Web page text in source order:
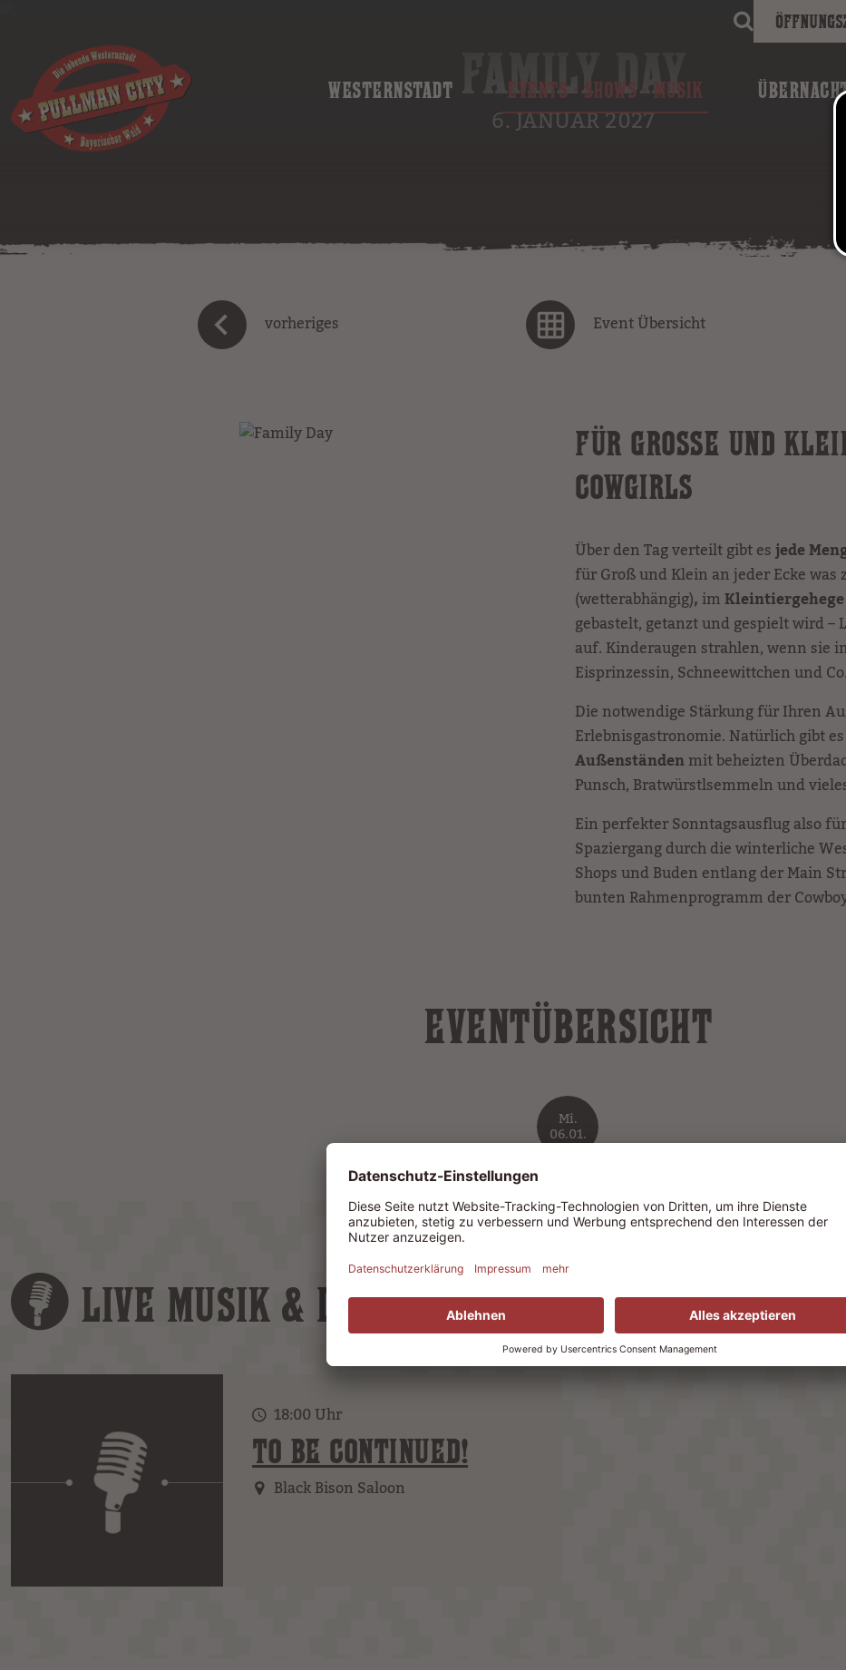
WESTERNSTADT EVENTS · SHOWS · MUSIK
FAMILY DAY
6. JANUAR 2027
vorheriges Event Übersicht
FÜR GROSSE UND
OWGIRLS
Über den Tag verteilt gibt esjede
für Groß und Klein an jeder Ecke was
(wetterabhängig),imKleintiergehege
gebastelt, getanzt und gespielt wird
auf. Kinderaugen strahlen, wenn sie
Eisprinzessin, Schneewittchen und
Die notwendige Stärkung für Ihren
Erlebnisgastronomie. Natürlich gibt
Außenständenmit beheizten
Punsch, Bratwürstlsemmeln und
Ein perfekter Sonntagsausflug also
Spaziergang durch die winterliche
Shops und Buden entlang der Main
bunten Rahmenprogramm der
EVENTÜBERSICHT
Mi.
06.01.
LIVE MUSIK & DJS
18:00 Uhr
TO BE CONTINUED!
Black Bison Saloon